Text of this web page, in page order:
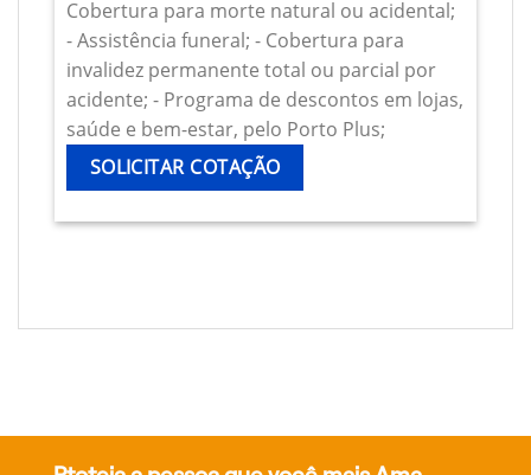
Cobertura para morte natural ou acidental;
- Assistência funeral; - Cobertura para
invalidez permanente total ou parcial por
acidente; - Programa de descontos em lojas,
saúde e bem-estar, pelo Porto Plus;
SOLICITAR COTAÇÃO